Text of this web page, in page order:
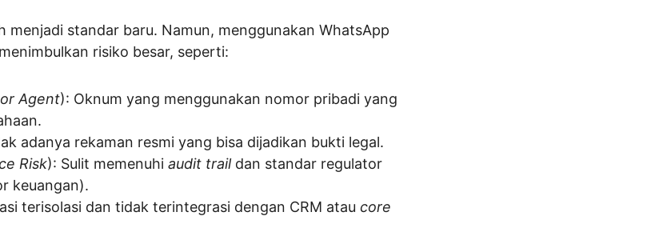
menjadi standar baru. Namun, menggunakan WhatsApp
risiko besar, seperti:
Agent): Oknum yang menggunakan nomor pribadi yang
adanya rekaman resmi yang bisa dijadikan bukti legal.
Risk): Sulit memenuhi audit trail dan standar regulator
keuangan).
terisolasi dan tidak terintegrasi dengan CRM atau core